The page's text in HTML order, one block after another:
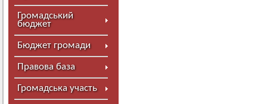
Громадський
бюджет
Бюджет громади
Правова база
Громадська участь